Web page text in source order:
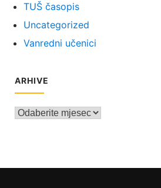
TUŠ časopis
Uncategorized
Vanredni učenici
ARHIVE
Arhive